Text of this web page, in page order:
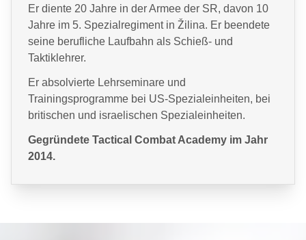
Er diente 20 Jahre in der Armee der SR, davon 10
Jahre im 5. Spezialregiment in Žilina. Er beendete
seine berufliche Laufbahn als Schieß- und
Taktiklehrer.
Er absolvierte Lehrseminare und
Trainingsprogramme bei US-Spezialeinheiten, bei
britischen und israelischen Spezialeinheiten.
Gegründete Tactical Combat Academy im Jahr
2014.